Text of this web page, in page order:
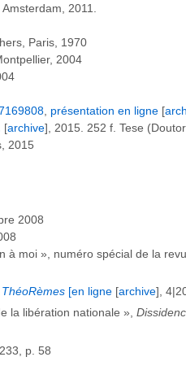
, Amsterdam, 2011.
Paris, 1970
2004
présentation en ligne [
[archive], 2015. 252 f. Tese
2015
2008
à moi », numéro spécial de la
ThéoRèmes [en ligne [archive],
la libération nationale »,
233, p. 58